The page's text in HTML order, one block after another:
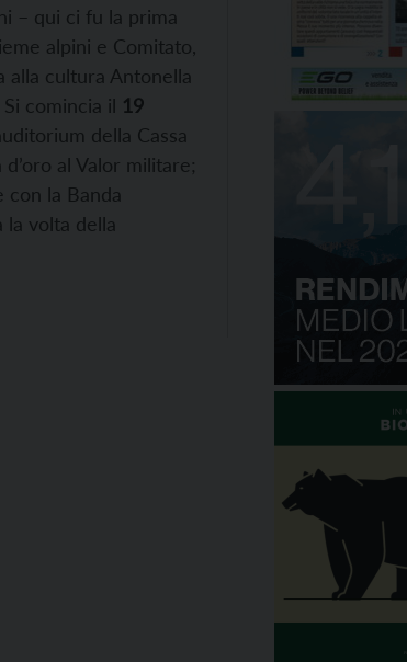
– qui ci fu la prima
alpini e Comitato,
alla cultura Antonella
comincia il 19
della Cassa
al Valor militare;
con la Banda
la volta della